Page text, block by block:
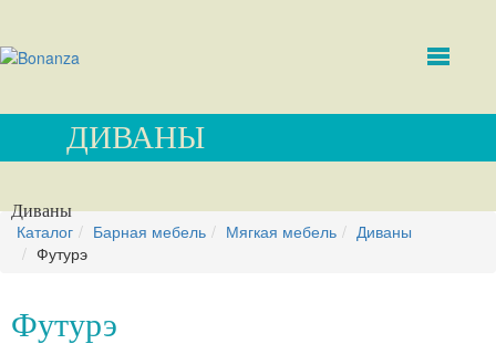
ДИВАНЫ
Диваны
Каталог Барная мебель Мягкая мебель
Диваны
Футурэ
Футурэ